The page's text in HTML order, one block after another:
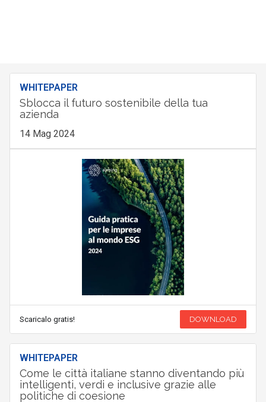
WHITEPAPER
Sblocca il futuro sostenibile della tua
azienda
14 Mag 2024
Scaricalo gratis! DOWNLOAD
WHITEPAPER
Come le città italiane stanno diventando più
intelligenti, verdi e inclusive grazie alle
politiche di coesione